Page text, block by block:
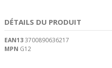
DÉTAILS DU PRODUIT
EAN133700890636217
MPN G12